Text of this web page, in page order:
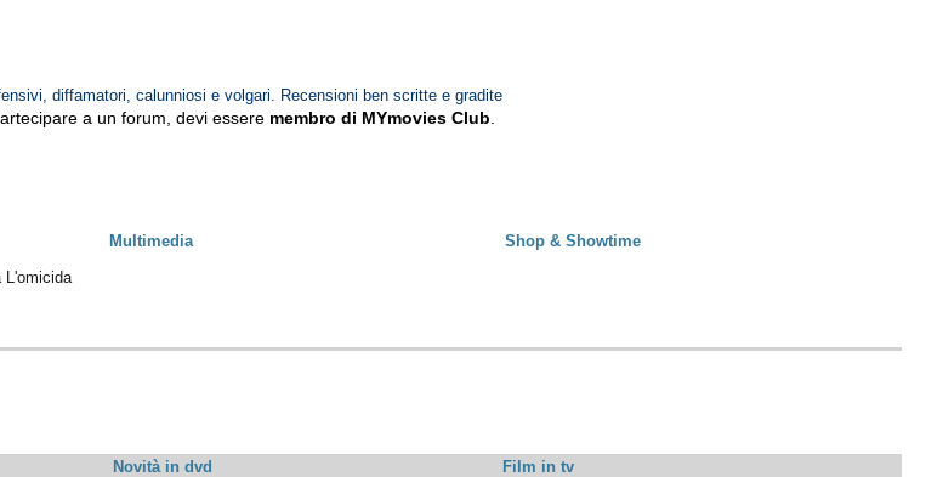
diffamatori, calunniosi e volgari. Recensioni ben scritte e gradite
a un forum, devi essere membro di MYmovies Club
Multimedia
Shop & Showtime
L'omicida
Novità in dvd
Film in tv